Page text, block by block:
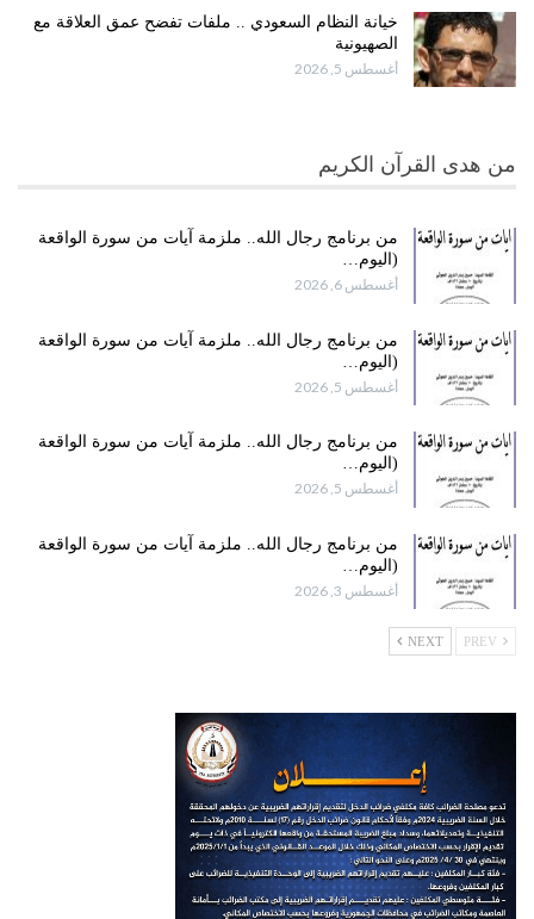
خيانة النظام السعودي .. ملفات تفضح عمق العلاقة مع
الصهيونية
أغسطس 5, 2026
من هدى القرآن الكريم
من برنامج رجال الله.. ملزمة آيات من سورة الواقعة
(اليوم…
أغسطس 6, 2026
من برنامج رجال الله.. ملزمة آيات من سورة الواقعة
(اليوم…
أغسطس 5, 2026
من برنامج رجال الله.. ملزمة آيات من سورة الواقعة
(اليوم…
أغسطس 5, 2026
من برنامج رجال الله.. ملزمة آيات من سورة الواقعة
(اليوم…
أغسطس 3, 2026
NEXT